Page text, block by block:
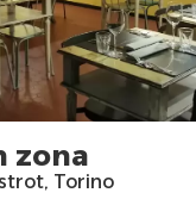
zona
Torino